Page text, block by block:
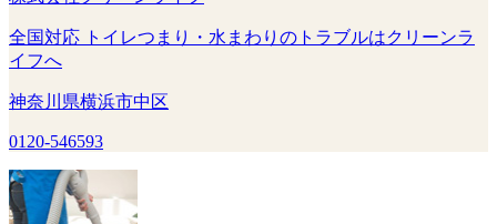
全国対応 トイレつまり・水まわりのトラブルはクリーンラ
イフへ
神奈川県横浜市中区
0120-546593